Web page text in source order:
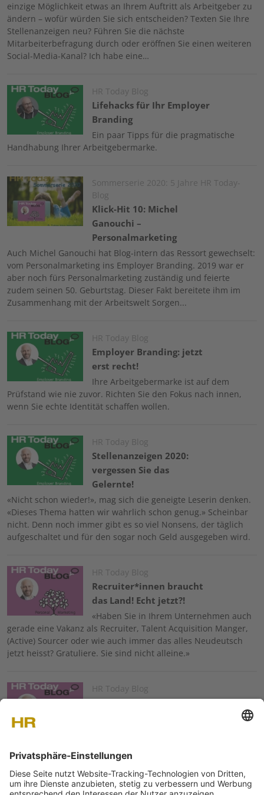
einzige Möglichkeit etwas an Ihrem Auftritt als Arbeitgeber zu
ändern – wofür würden Sie sich entscheiden? Texten Sie Ihre
Stellenanzeigen neu? Führen Sie die nächste
Mitarbeiterbefragung durch oder eröffnen Sie einen weiteren
Social-Media-Kanal? Ich habe eine…
Image HR Today Blog
Lifehacks für Ihr Employer
Branding
Ein paar Tipps für die pragmatische
Handhabung Ihrer Arbeitgebermarke.
Image
Sommerserie 2020: 5 Jahre HR Today-
Blog
Klick-Hit 10: Michel
Ganouchi –
Personalmarketing
Auch Michel Ganouchi hat Blog-intern das Ressort gewechselt:
vom Personalmarketing ins Employer Branding. 2019 war er
aber noch fürs Personalmarketing zuständig und feierte
zudem seinen 50. Geburtstag. Dieser Fakt bereitete ihm im
Zusammenhang mit der Arbeitswelt Sorgen...
Image HR Today Blog
Employer Branding: jetzt
erst recht!
Ihre Arbeitgebermarke ist auf dem
Prüfstand wie nie zuvor. Richten Sie den Fokus nach innen,
wenn Sie echte Identität schaffen wollen.
Image HR Today Blog
Stellenanzeigen 2020:
vergessen Sie das
Gelernte!
«Nicht schon wieder!», mag sich die geneigte Leserin denken.
«Dieses Thema hatten wir wahrlich schon genug.» Scheinbar
nicht. Denn noch immer gibt es so viel Nonsens, der täglich
aufgeschaltet und für den sogar noch Geld ausgegeben wird.
Image HR Today Blog
Recruiter*innen braucht
das Land! Echt jetzt?!
«Haben Sie in Ihrem Unternehmen auch
gerade eine Vakanz als Recruiter, Talent Acquisition Manger,
(Active) Sourcer oder wie auch immer das alles Neudeutsch
jetzt heisst? Gratuliere. Sie sind nicht alleine.»
Image HR Today Blog
ü50 – ich mache mir
Legitimation, mich zum schon oft diskutierten Thema zu
äussern. Beschäftigen tut’s mich indes schon lange…»